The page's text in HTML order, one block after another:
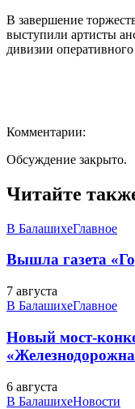
В завершение
выступили артисты
дивизии
Комментарии:
Обсуждение закрыто.
Читайте
В БалашихеГлавное
Вышла газета
7 августа
В БалашихеГлавное
Новый мост-
6 августа
В БалашихеНовости